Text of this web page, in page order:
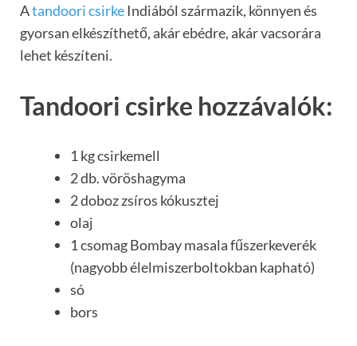
Atandoori csirke Indiából származik, könnyen és
gyorsan elkészíthető, akár ebédre, akár vacsorára
lehet készíteni.
Tandoori csirke hozzávalók:
1 kg csirkemell
2 db. vöröshagyma
2 doboz zsíros kókusztej
olaj
1 csomag Bombay masala fűszerkeverék
(nagyobb élelmiszerboltokban kapható)
só
bors